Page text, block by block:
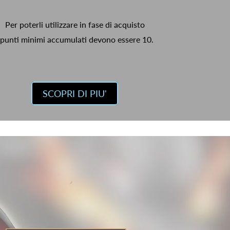
Per poterli utilizzare in fase di acquisto
minimi accumulati devono essere 10.
SCOPRI DI PIU'